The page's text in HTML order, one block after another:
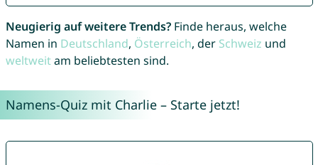
Neugierig auf weitere Trends?Finde heraus, welche
Namen in Deutschland, Österreich, der Schweiz und
weltweitam beliebtesten sind.
Namens-Quiz mit Charlie – Starte jetzt!